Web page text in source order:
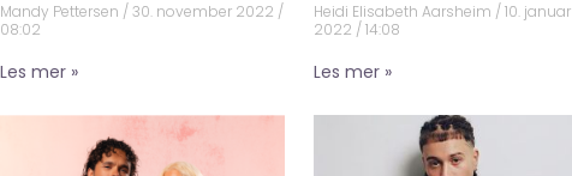
Mandy Pettersen
30. november 2022
08:02
Les mer »
Heidi Elisabeth Aarsheim 10. januar
2022 14:08
Les mer »